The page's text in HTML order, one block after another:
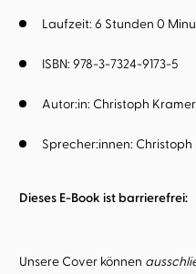
Laufzeit: 6 Stunden 0
ISBN: 978-3-7324-9173-5
Autor:in: Christoph Kramer
Sprecher:innen: Christoph
Dieses E-Book ist barrierefrei:
Unsere Cover können